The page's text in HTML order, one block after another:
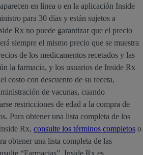
en línea o en la aplicación Inside
para 30 días y están sujetos a
Rx no puede garantizar que el precio
siempre el mismo precio que se muestra
de los medicamentos recetados y las
la farmacia, y los usuarios de Inside Rx
costo con descuento de su receta,
de vacunas, cuando
restricciones de edad a la compra de
Para obtener una lista completa de los
Rx, consulte los términos completos o
obtener una lista completa de las